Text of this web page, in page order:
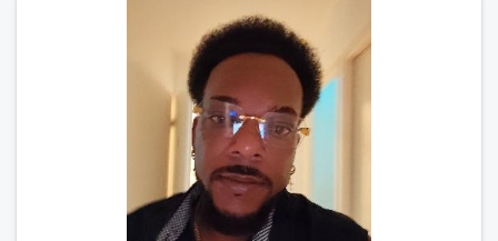
autant être trop locace. Je suis bourré de qualités
avec très peu de défauts. Je suis altruiste,
bienveillant, empathique, attentionné, honnête,
respectueux, doux de caractère et compréhensif : je
laisse « glisser » beaucoup de choses. Mais ne vous
m’éprenez pas Mesdames, si une personne que
j’aime me trahit une fois, il n’y aura pas de seconde
chance et je l’effacerai à « vitam eternam ».
Néanmoins, je suis un tout petit peu maniaque ainsi
qu’impatient. J’essaye de faire des efforts. Rien de
bien dramatique ! Du moins je le pense……Je suis un